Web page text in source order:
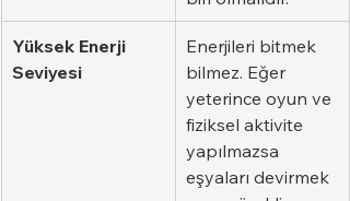
Yüksek Enerji
Seviyesi
Enerjileri bitmek
bilmez. Eğer
yeterince oyun ve
fiziksel aktivite
yapılmazsa
eşyaları devirmek